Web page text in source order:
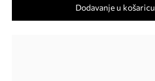
Dodavanje u košaricu